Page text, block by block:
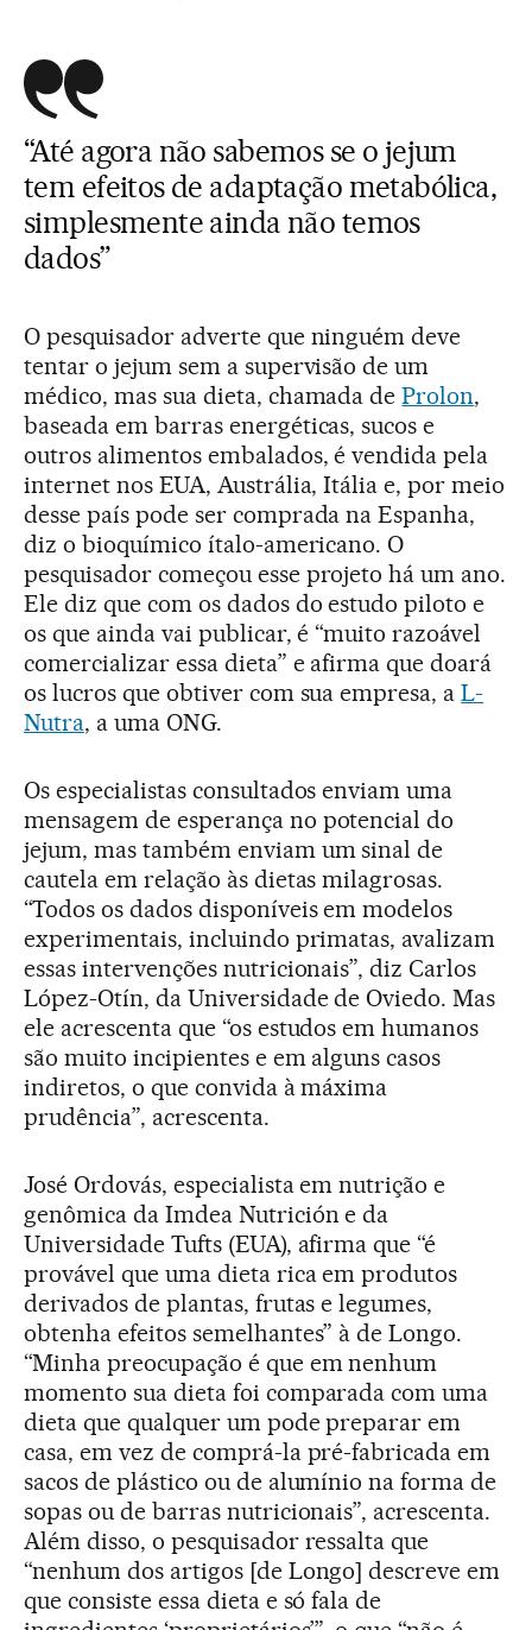
“Até agora não sabemos se o jejum
tem efeitos de adaptação metabólica,
simplesmente ainda não temos
dados”
O pesquisador adverte que ninguém deve
tentar o jejum sem a supervisão de um
médico, mas sua dieta, chamada deProlon,
baseada em barras energéticas, sucos e
outros alimentos embalados, é vendida pela
internet nos EUA, Austrália, Itália e, por meio
desse país pode ser comprada na Espanha,
diz o bioquímico ítalo-americano. O
pesquisador começou esse projeto há um ano.
Ele diz que com os dados do estudo piloto e
os que ainda vai publicar, é “muito razoável
comercializar essa dieta” e afirma que doará
os lucros que obtiver com sua empresa, aL-
Nutra, a uma ONG.
Os especialistas consultados enviam uma
mensagem de esperança no potencial do
jejum, mas também enviam um sinal de
cautela em relação às dietas milagrosas.
“Todos os dados disponíveis em modelos
experimentais, incluindo primatas, avalizam
essas intervenções nutricionais”, diz Carlos
López-Otín, da Universidade de Oviedo. Mas
ele acrescenta que “os estudos em humanos
são muito incipientes e em alguns casos
indiretos, o que convida à máxima
prudência”, acrescenta.
José Ordovás, especialista em nutrição e
genômica da Imdea Nutrición e da
Universidade Tufts (EUA), afirma que “é
provável que uma dieta rica em produtos
derivados de plantas, frutas e legumes,
obtenha efeitos semelhantes” à de Longo.
“Minha preocupação é que em nenhum
momento sua dieta foi comparada com uma
dieta que qualquer um pode preparar em
casa, em vez de comprá-la pré-fabricada em
sacos de plástico ou de alumínio na forma de
sopas ou de barras nutricionais”, acrescenta.
Além disso, o pesquisador ressalta que
“nenhum dos artigos [de Longo] descreve em
que consiste essa dieta e só fala de